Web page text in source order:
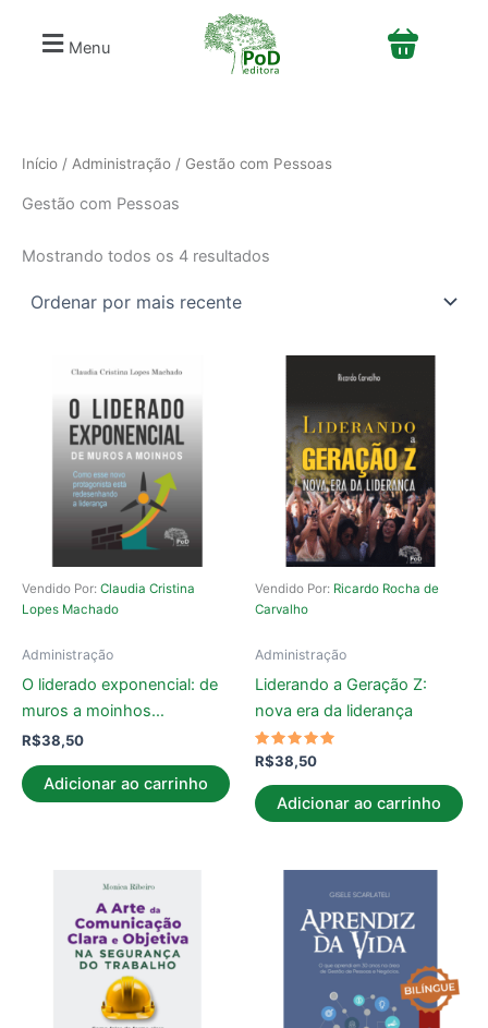
Menu
n
u
a
Início / Administração / Gestão com Pessoas
Gestão com Pessoas
Mostrando todos os 4 resultados
mais
recente
Vendido Por: Claudia Cristina
Lopes Machado
Administração
O liderado exponencial: de
muros a moinhos…
R$38,50
Adicionar ao carrinho
Vendido Por: Ricardo Rocha de
Carvalho
Administração
Liderando a Geração Z:
nova era da liderança
Avaliação
5.00
de 5
R$38,50
Adicionar ao carrinho